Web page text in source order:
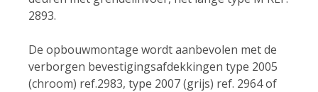
2893.
De opbouwmontage wordt aanbevolen met de
verborgen bevestigingsafdekkingen type 2005
(chroom) ref.2983, type 2007 (grijs) ref. 2964 of